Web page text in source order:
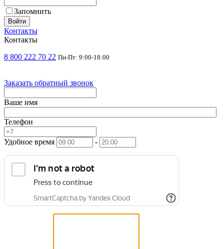
Запомнить
Войти
Контакты
Контакты
8 800 222 70 22 Пн-Пт: 9:00-18:00
Заказать обратный звонок
Ваше имя
Телефон
Удобное время -